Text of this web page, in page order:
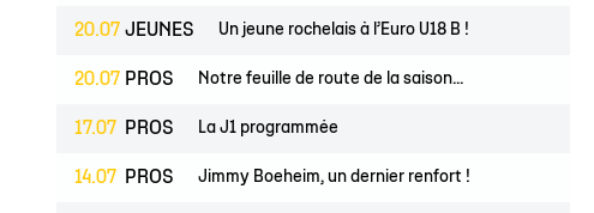
20.07 JEUNES Un jeune rochelais à l’Euro U18 B !
20.07 PROS Notre feuille de route de la saison...
17.07 PROS La J1 programmée
14.07 PROS Jimmy Boeheim, un dernier renfort !